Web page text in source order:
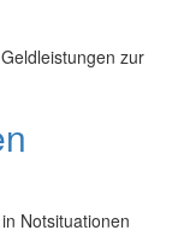
zur
Notsituationen